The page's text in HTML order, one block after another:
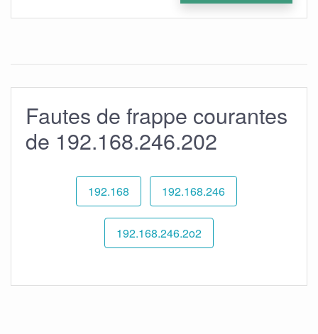
Fautes de frappe courantes
de 192.168.246.202
192.168 192.168.246
192.168.246.2o2